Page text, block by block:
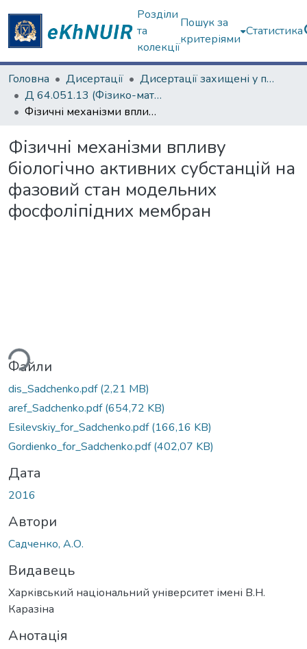
Розділи
та
колекції
Пошук за
критеріями
Статистика
Головна Дисертації
Дисертації захищені у постійних радах
Д 64.051.13 (Фізико-математичні науки)
Фізичні механізми впливу біологічно активних субстанцій на фазовий стан модельних фосфоліпідних мембран
Фізичні механізми впливу
біологічно активних субстанцій на
фазовий стан модельних
фосфоліпідних мембран
Файли
dis_Sadchenko.pdf(2,21 MB)
aref_Sadchenko.pdf(654,72 KB)
Esilevskiy_for_Sadchenko.pdf(166,16 KB)
Gordienko_for_Sadchenko.pdf(402,07 KB)
Дата
2016
Автори
Садченко, А.О.
Видавець
Харківський національний університет імені В.Н.
Каразіна
Анотація